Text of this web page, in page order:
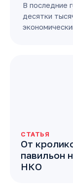
В последние
десятки
СТАТЬЯ
От
павильон
НКО